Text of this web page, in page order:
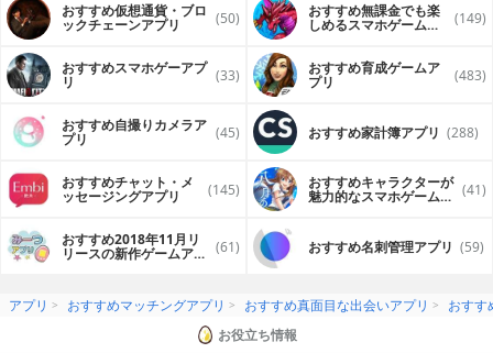
おすすめ仮想通貨・ブロ
ックチェーンアプリ (50) おすすめ無課金でも楽
しめるスマホゲームア (149)
おすすめスマホゲーアプ
リ (33) おすすめ育成ゲームア
プリ (483)
おすすめ自撮りカメラア
プリ (45) おすすめ家計簿アプリ (288)
おすすめチャット・メ
ッセージングアプリ (145) おすすめキャラクターが
魅力的なスマホゲームア (41)
おすすめ2018年11月リ
リースの新作ゲームアプ (61) おすすめ名刺管理アプリ (59)
アプリ おすすめマッチングアプリ おすすめ真面目な出会いアプリ
おすす
お役立ち情報